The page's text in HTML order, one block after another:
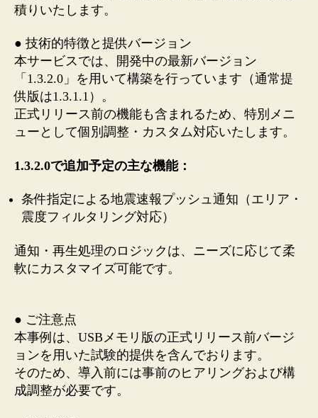
積りいたします。
● 技術的特徴と提供バージョン
本サービスでは、開発中の最新バージョン
「1.3.2.0」を用いて構築を行っています（通常提
供版は1.3.1.1）。
正式リリース前の機能も含まれるため、特別メニ
ューとして個別調整・カスタム対応いたします。
1.3.2.0で追加予定の主な機能：
条件指定による地震速報プッシュ通知（エリア・
震度フィルタリング対応）
通知・再生処理のロジックは、ニーズに応じて柔
軟にカスタマイズ可能です。
● ご注意点
本事例は、USBメモリ版の正式リリース前バージ
ョンを用いた試験的提供を含んでおります。
そのため、導入前には事前のヒアリングおよび構
成調整が必要です。